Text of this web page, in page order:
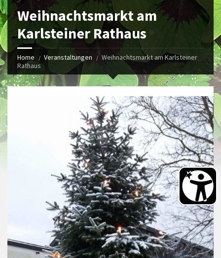
Weihnachtsmarkt am
Karlsteiner Rathaus
Home Veranstaltungen
Weihnachtsmarkt am Karlsteiner
Rathaus